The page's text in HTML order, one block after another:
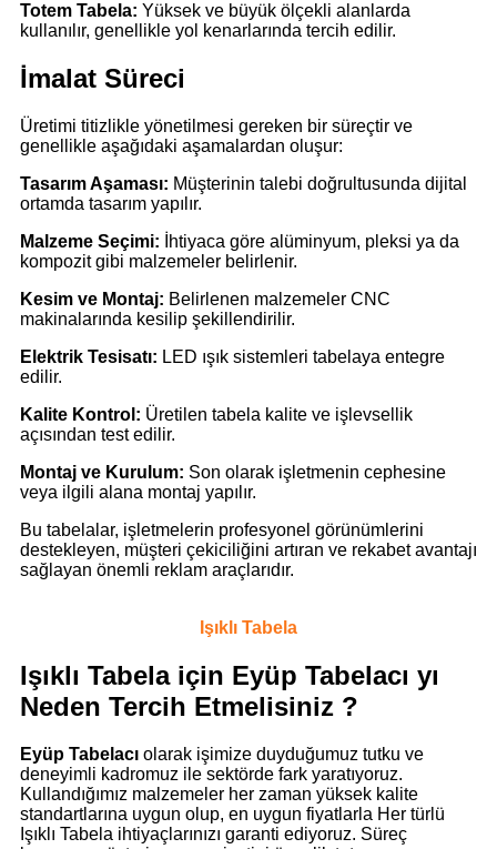
Totem Tabela: Yüksek ve büyük ölçekli alanlarda
kullanılır, genellikle yol kenarlarında tercih edilir.
İmalat Süreci
Üretimi titizlikle yönetilmesi gereken bir süreçtir ve
genellikle aşağıdaki aşamalardan oluşur:
Tasarım Aşaması: Müşterinin talebi doğrultusunda dijital
ortamda tasarım yapılır.
Malzeme Seçimi: İhtiyaca göre alüminyum, pleksi ya da
kompozit gibi malzemeler belirlenir.
Kesim ve Montaj: Belirlenen malzemeler CNC
makinalarında kesilip şekillendirilir.
Elektrik Tesisatı: LED ışık sistemleri tabelaya entegre
edilir.
Kalite Kontrol: Üretilen tabela kalite ve işlevsellik
açısından test edilir.
Montaj ve Kurulum: Son olarak işletmenin cephesine
veya ilgili alana montaj yapılır.
Bu tabelalar, işletmelerin profesyonel görünümlerini
destekleyen, müşteri çekiciliğini artıran ve rekabet avantajı
sağlayan önemli reklam araçlarıdır.
Işıklı Tabela
Işıklı Tabela için Eyüp Tabelacı yı
Neden Tercih Etmelisiniz ?
Eyüp Tabelacı olarak işimize duyduğumuz tutku ve
deneyimli kadromuz ile sektörde fark yaratıyoruz.
Kullandığımız malzemeler her zaman yüksek kalite
standartlarına uygun olup, en uygun fiyatlarla Her türlü
Işıklı Tabela ihtiyaçlarınızı garanti ediyoruz. Süreç